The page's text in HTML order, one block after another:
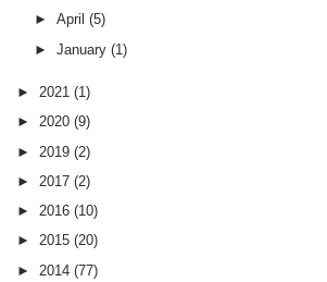
► April (5)
► January (1)
► 2021 (1)
► 2020 (9)
► 2019 (2)
► 2017 (2)
► 2016 (10)
► 2015 (20)
► 2014 (77)